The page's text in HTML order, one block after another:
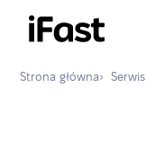
Strona główna› Serwis